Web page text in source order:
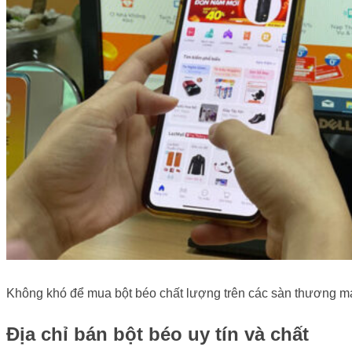
Không khó để mua bột béo chất lượng trên các sàn thương
Địa chỉ bán bột béo uy tín và chất